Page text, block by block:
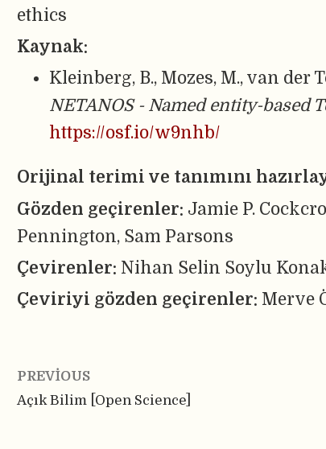
ethics
Kaynak:
Kleinberg, B., Mozes, M., van der
NETANOS - Named entity-based
https://osf.io/w9nhb/
Orijinal terimi ve tanımını
Gözden geçirenler: Jamie P.
Pennington, Sam Parsons
Çevirenler: Nihan Selin Soylu
Çeviriyi gözden geçirenler: Merve
PREVIOUS
Açık Bilim [Open Science]